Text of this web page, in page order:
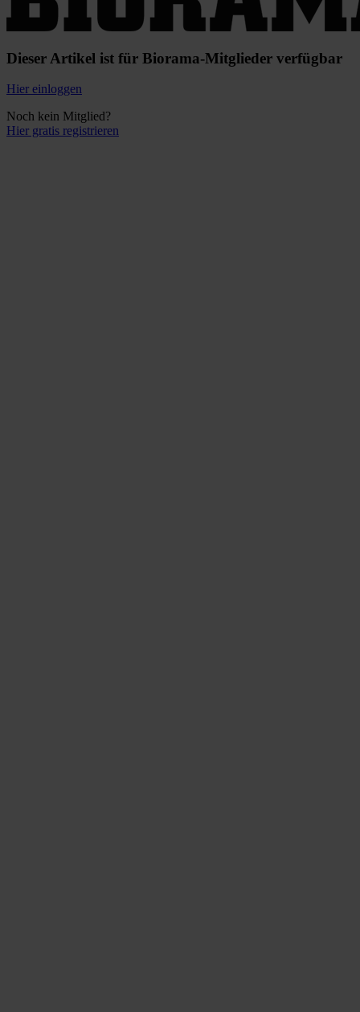
Dieser Artikel ist für Biorama-Mitglieder verfügbar
Hier einloggen
Noch kein Mitglied?
Hier gratis registrieren